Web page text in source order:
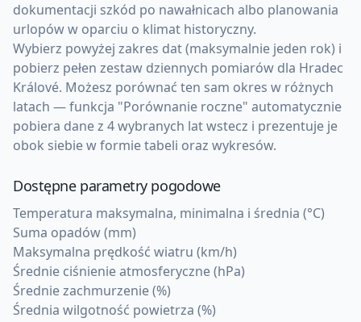
dokumentacji szkód po nawałnicach albo planowania
urlopów w oparciu o klimat historyczny.
Wybierz powyżej zakres dat (maksymalnie jeden rok) i
pobierz pełen zestaw dziennych pomiarów dla Hradec
Králové. Możesz porównać ten sam okres w różnych
latach — funkcja "Porównanie roczne" automatycznie
pobiera dane z 4 wybranych lat wstecz i prezentuje je
obok siebie w formie tabeli oraz wykresów.
Dostępne parametry pogodowe
Temperatura maksymalna, minimalna i średnia (°C)
Suma opadów (mm)
Maksymalna prędkość wiatru (km/h)
Średnie ciśnienie atmosferyczne (hPa)
Średnie zachmurzenie (%)
Średnia wilgotność powietrza (%)